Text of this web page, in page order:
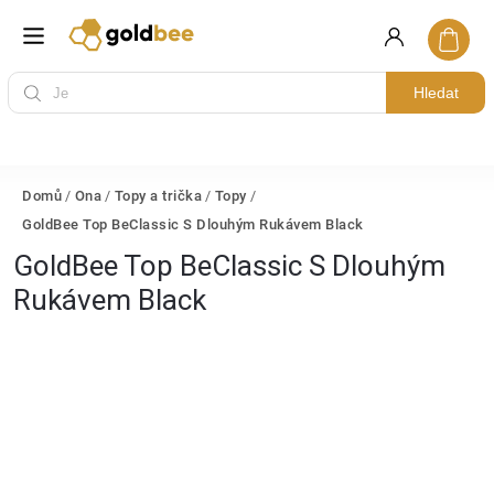
Hledat
Domů / Ona / Topy a trička / Topy /
GoldBee Top BeClassic S Dlouhým Rukávem Black
GoldBee Top BeClassic S Dlouhým
Rukávem Black